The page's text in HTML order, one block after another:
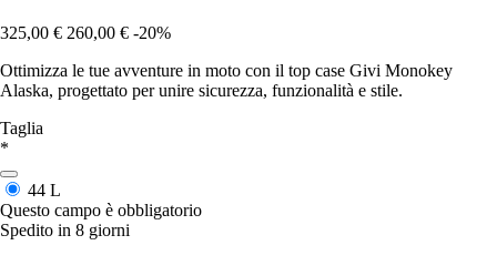
325,00 € 260,00 € -20%
Ottimizza le tue avventure in moto con il top case Givi Monokey
Alaska, progettato per unire sicurezza, funzionalità e stile.
Taglia
*
44 L
Questo campo è obbligatorio
Spedito in 8 giorni